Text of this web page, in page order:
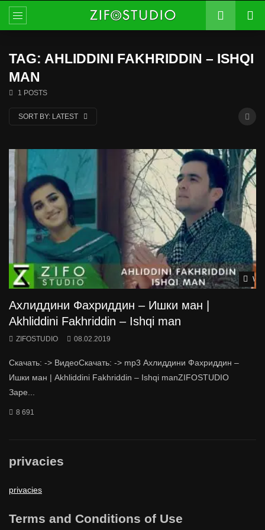
TAG: AHLIDDINI FAKHRIDDIN – ISHQI
MAN
1 POSTS
SORT BY: LATEST
Ахлиддини Фахриддин – Ишки ман |
Akhliddini Fakhriddin – Ishqi man
ZIFOSTUDIO 08.02.2019
Скачать: -> ВидеоСкачать: -> mp3 Ахлиддини Фахриддин –
Ишки ман | Akhliddini Fakhriddin – Ishqi manZIFOSTUDIO
Заре...
8 691
privacies
privacies
Terms and Conditions of Use